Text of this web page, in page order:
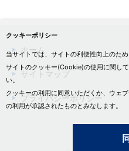
クッキーポリシー
当サイトでは、サイトの利便性向上のた
サイトのクッキー(Cookie)の使用に関し
い。
クッキーの利用に同意いただくか、ウェ
の利用が承認されたものとみなします。
ホーム
サイトマップ
プライバシーポリシー